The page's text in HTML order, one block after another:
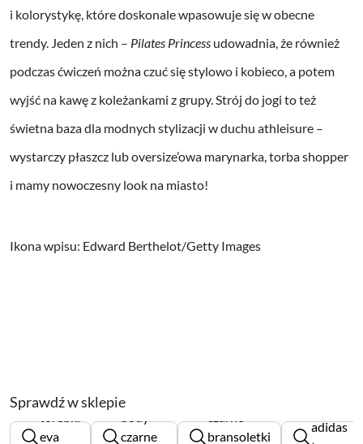
i kolorystykę, które doskonale wpasowuje się w obecne
trendy. Jeden z nich – Pilates Princess udowadnia, że również
podczas ćwiczeń można czuć się stylowo i kobieco, a potem
wyjść na kawę z koleżankami z grupy. Strój do jogi to też
świetna baza dla modnych stylizacji w duchu athleisure –
wystarczy płaszcz lub oversize’owa marynarka, torba shopper
i mamy nowoczesny look na miasto!
Ikona wpisu: Edward Berthelot/Getty Images
Sprawdź w sklepie
eva
czarne
bransoletki
adidas